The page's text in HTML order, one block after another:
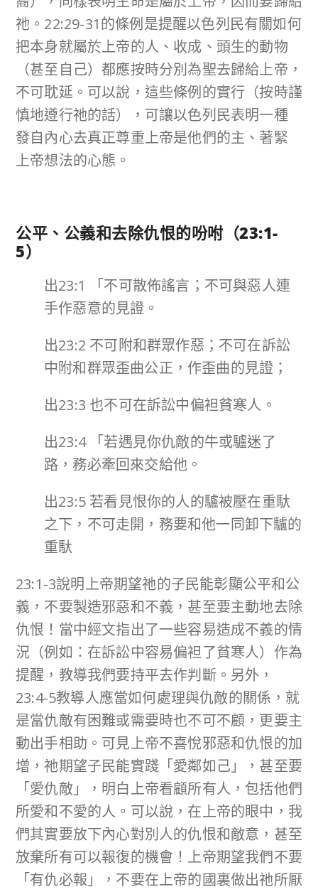
祂。22:29-31的條例是提醒以色列民有關如何
把本身就屬於上帝的人、收成、頭生的動物
（甚至自己）都應按時分別為聖去歸給上帝，
不可耽延。可以說，這些條例的實行（按時謹
慎地遵行祂的話），可讓以色列民表明一種
發自內心去真正尊重上帝是他們的主、著緊
上帝想法的心態 。
公平、公義和去除仇恨的吩咐（23:1-
5）
出23:1 「不可散佈謠言；不可與惡人連
手作惡意的見證。
出23:2 不可附和群眾作惡；不可在訴訟
中附和群眾歪曲公正，作歪曲的見證；
出23:3 也不可在訴訟中偏袒貧寒人。
出23:4 「若遇見你仇敵的牛或驢迷了
路，務必牽回來交給他。
出23:5 若看見恨你的人的驢被壓在重馱
之下，不可走開，務要和他一同卸下驢的
重馱
23:1-3說明上帝期望祂的子民能彰顯公平和公
義，不要製造邪惡和不義，甚至要主動地去除
仇恨！當中經文指出了一些容易造成不義的情
況（例如：在訴訟中容易偏袒了貧寒人）作為
提醒，教導我們要持平去作判斷。另外，
23:4-5教導人應當如何處理與仇敵的關係，就
是當仇敵有困難或需要時也不可不顧，更要主
動出手相助。可見上帝不喜悅邪惡和仇恨的加
增，祂期望子民能實踐「愛鄰如己」，甚至要
「愛仇敵」，明白上帝看顧所有人，包括他們
所愛和不愛的人。可以說，在上帝的眼中，我
們其實要放下內心對別人的仇恨和敵意，甚至
放棄所有可以報復的機會 ！上帝期望我們不要
「有仇必報」，不要在上帝的國裏做出祂所厭